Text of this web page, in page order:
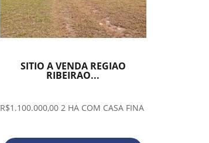
SITIO A VENDA REGIAO
RIBEIRAO...
R$1.100.000,00 2 HA COM CASA FINA